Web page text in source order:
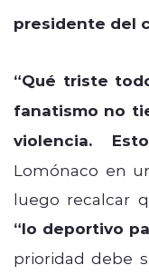
presidente del
“Qué triste
fanatismo no
violencia.
Lomónaco en
luego recalcar
“lo deportivo
prioridad debe